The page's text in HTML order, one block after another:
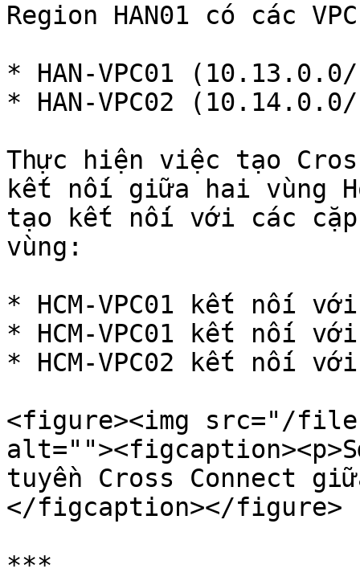
Region HAN01 có các
* HAN-VPC01
* HAN-VPC02
Thực hiện việc tạo
kết nối giữa hai vùng
tạo kết nối với các cặp
vùng:
* HCM-VPC01 kết nối với
* HCM-VPC01 kết nối với
* HCM-VPC02 kết nối với
<figure><img src="/files/
tuyền Cross Connect
</figcaption></figure>
***